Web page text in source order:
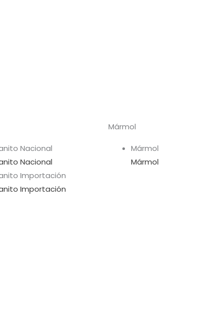
Nacional
Nacional
Importación
Importación
Mármol
Mármol
Mármol